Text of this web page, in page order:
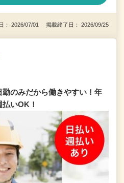
： 2026/07/01 掲載終了日： 2026/09/25
勤のみだから働きやすい！年
いOK！